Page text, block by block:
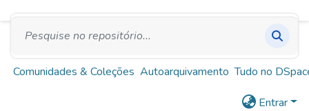
Repositório Institucional Escola de Saúde Pública
de Minas Gerais
Comunidades & Coleções Autoarquivamento Tudo no
Entrar